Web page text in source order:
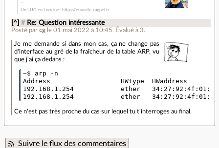
Un LUG en Lorraine : https://enunclic-cappel.fr
[^] # Re: Question intéressante
Posté parcg le 01 mai 2022 à 10:45. Évalué à 3.
Je me demande si dans mon cas, ça ne change pas
d'interface au gré de la fraîcheur de la table ARP, vu
que j'ai ça dedans :
~$ arp -n
Address                  HWtype  HWaddress
192.168.1.254            ether
Ce n'est pas très proche du cas sur lequel tu t'interroges au final.
Suivre le flux des commentaires